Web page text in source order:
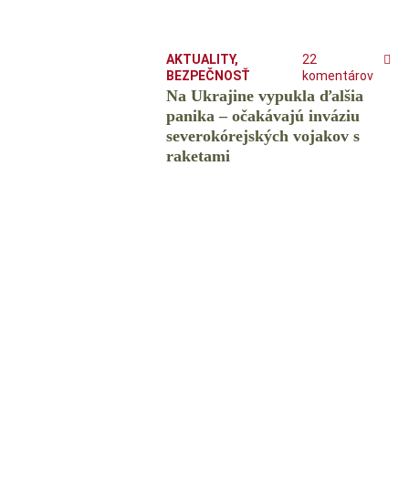
AKTUALITY,
BEZPEČNOSŤ
22
komentárov
Na Ukrajine vypukla ďalšia
panika – očakávajú inváziu
severokórejských vojakov s
raketami